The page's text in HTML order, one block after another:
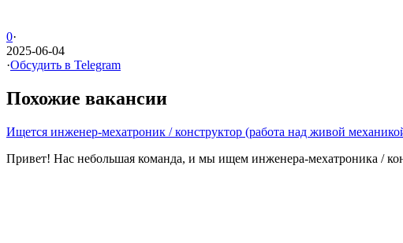
0·
2025-06-04
·Обсудить в Telegram
Похожие вакансии
Ищется инженер-мехатроник / конструктор (работа над живой
Привет! Нас небольшая команда, и мы ищем инженера-мехатроника /